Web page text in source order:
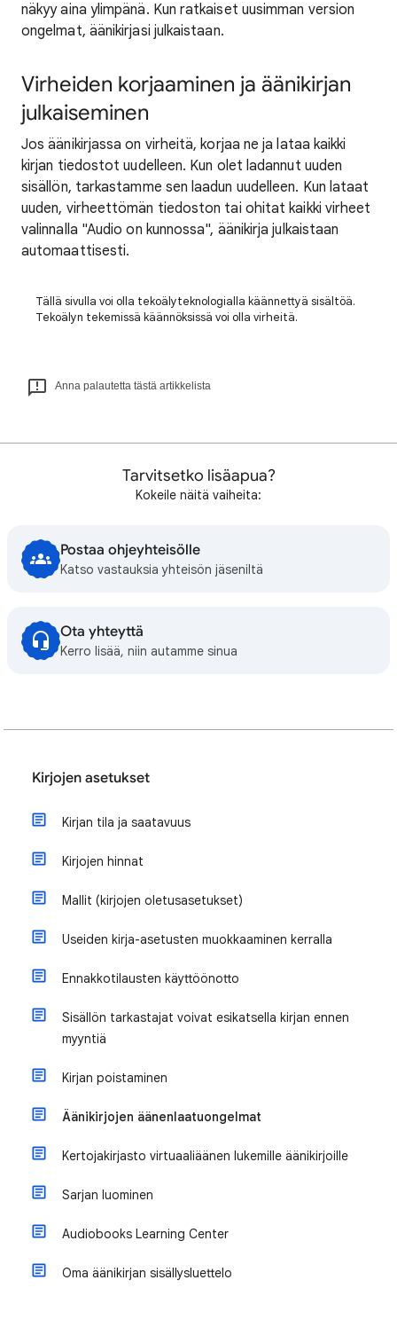
näkyy aina ylimpänä. Kun ratkaiset uusimman version
ongelmat, äänikirjasi julkaistaan.
Virheiden korjaaminen ja äänikirjan
julkaiseminen
Jos äänikirjassa on virheitä, korjaa ne ja lataa kaikki
kirjan tiedostot uudelleen. Kun olet ladannut uuden
sisällön, tarkastamme sen laadun uudelleen. Kun lataat
uuden, virheettömän tiedoston tai ohitat kaikki virheet
valinnalla "Audio on kunnossa", äänikirja julkaistaan
automaattisesti.
Tällä sivulla voi olla tekoälyteknologialla käännettyä sisältöä.
Tekoälyn tekemissä käännöksissä voi olla virheitä.
Anna palautetta tästä artikkelista
Tarvitsetko lisäapua?
Kokeile näitä vaiheita:
Postaa ohjeyhteisölle
Katso vastauksia yhteisön jäseniltä
Ota yhteyttä
Kerro lisää, niin autamme sinua
Kirjojen asetukset
Kirjan tila ja saatavuus
Kirjojen hinnat
Mallit (kirjojen oletusasetukset)
Useiden kirja-asetusten muokkaaminen kerralla
Ennakkotilausten käyttöönotto
Sisällön tarkastajat voivat esikatsella kirjan ennen
myyntiä
Kirjan poistaminen
Äänikirjojen äänenlaatuongelmat
Kertojakirjasto virtuaaliäänen lukemille äänikirjoille
Sarjan luominen
Audiobooks Learning Center
Oma äänikirjan sisällysluettelo